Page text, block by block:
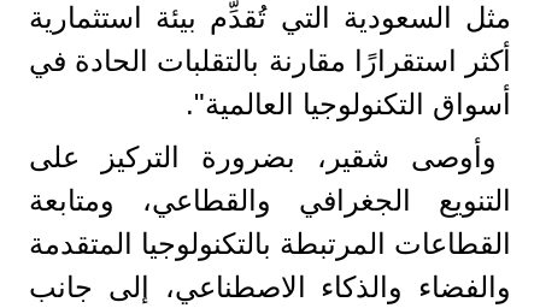
مثل السعودية التي تُقدِّم بيئة استثمارية
أكثر استقرارًا مقارنة بالتقلبات الحادة في
أسواق التكنولوجيا العالمية".
وأوصى شقير، بضرورة التركيز على
التنويع الجغرافي والقطاعي، ومتابعة
القطاعات المرتبطة بالتكنولوجيا المتقدمة
والفضاء والذكاء الاصطناعي، إلى جانب